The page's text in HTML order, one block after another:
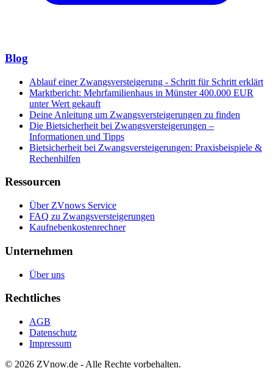
Blog
Ablauf einer Zwangsversteigerung - Schritt für Schritt erklärt
Marktbericht: Mehrfamilienhaus in Münster 400.000 EUR
unter Wert gekauft
Deine Anleitung um Zwangsversteigerungen zu finden
Die Bietsicherheit bei Zwangsversteigerungen –
Informationen und Tipps
Bietsicherheit bei Zwangsversteigerungen: Praxisbeispiele &
Rechenhilfen
Ressourcen
Über ZVnows Service
FAQ zu Zwangsversteigerungen
Kaufnebenkostenrechner
Unternehmen
Über uns
Rechtliches
AGB
Datenschutz
Impressum
© 2026 ZVnow.de - Alle Rechte vorbehalten.